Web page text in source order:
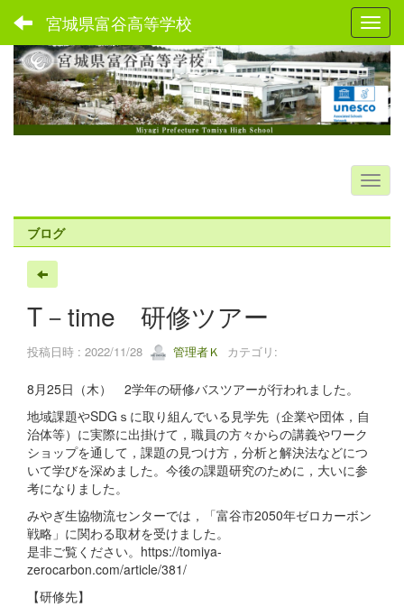
宮城県富谷高等学校
ブログ
T－time 研修ツアー
投稿日時 : 2022/11/28 管理者Ｋ カテゴリ:
8月25日（木） 2学年の研修バスツアーが行われました。
地域課題やSDGｓに取り組んでいる見学先（企業や団体，自
治体等）に実際に出掛けて，職員の方々からの講義やワーク
ショップを通して，課題の見つけ方，分析と解決法などにつ
いて学びを深めました。今後の課題研究のために，大いに参
考になりました。
みやぎ生協物流センターでは，「富谷市2050年ゼロカーボン
戦略」に関わる取材を受けました。
是非ご覧ください。https://tomiya-
zerocarbon.com/article/381/
【研修先】